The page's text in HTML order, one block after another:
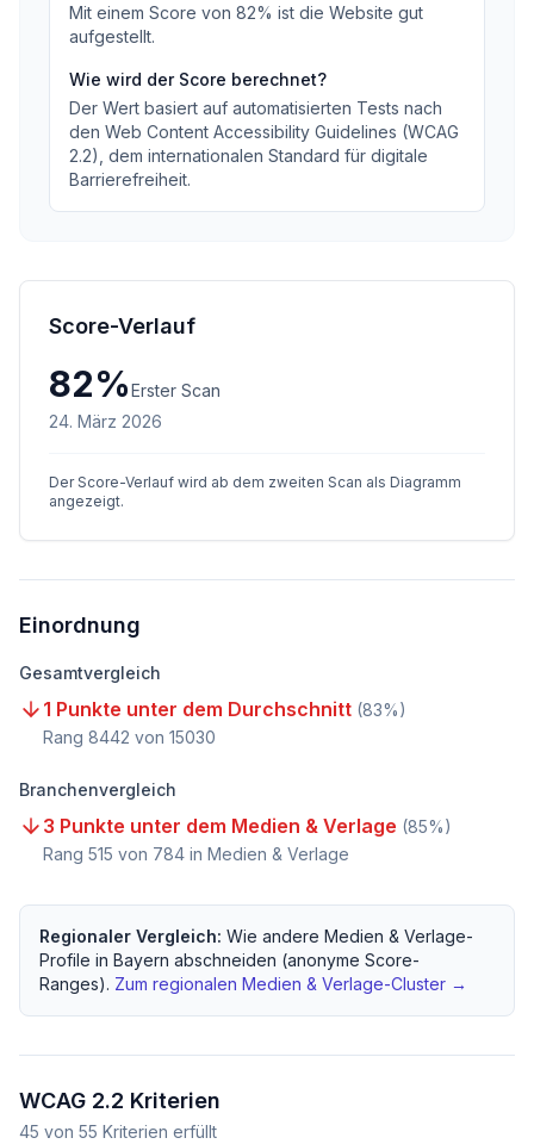
Mit einem Score von 82% ist die Website gut
aufgestellt.
Wie wird der Score berechnet?
Der Wert basiert auf automatisierten Tests nach
den Web Content Accessibility Guidelines (WCAG
2.2), dem internationalen Standard für digitale
Barrierefreiheit.
Score-Verlauf
82%Erster Scan
24. März 2026
Der Score-Verlauf wird ab dem zweiten Scan als Diagramm
angezeigt.
Einordnung
Gesamtvergleich
1 Punkte unter dem Durchschnitt (83%)
Rang 8442 von 15030
Branchenvergleich
3 Punkte unter dem Medien & Verlage (85%)
Rang 515 von 784 in Medien & Verlage
Regionaler Vergleich: Wie andere Medien & Verlage-
Profile in Bayern abschneiden (anonyme Score-
Ranges). Zum regionalen Medien & Verlage-Cluster →
WCAG 2.2 Kriterien
45 von 55 Kriterien erfüllt